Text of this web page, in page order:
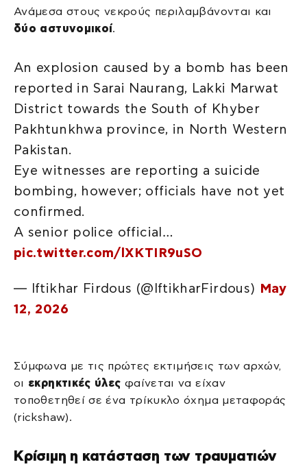
Ανάμεσα στους νεκρούς περιλαμβάνονται και
δύο αστυνομικοί.
An explosion caused by a bomb has been
reported in Sarai Naurang, Lakki Marwat
District towards the South of Khyber
Pakhtunkhwa province, in North Western
Pakistan.
Eye witnesses are reporting a suicide
bombing, however; officials have not yet
confirmed.
A senior police official…
pic.twitter.com/lXKTIR9uSO
— Iftikhar Firdous (@IftikharFirdous) May
12, 2026
Σύμφωνα με τις πρώτες εκτιμήσεις των αρχών,
οι εκρηκτικές ύλες φαίνεται να είχαν
τοποθετηθεί σε ένα τρίκυκλο όχημα μεταφοράς
(rickshaw).
Κρίσιμη η κατάσταση των τραυματιών